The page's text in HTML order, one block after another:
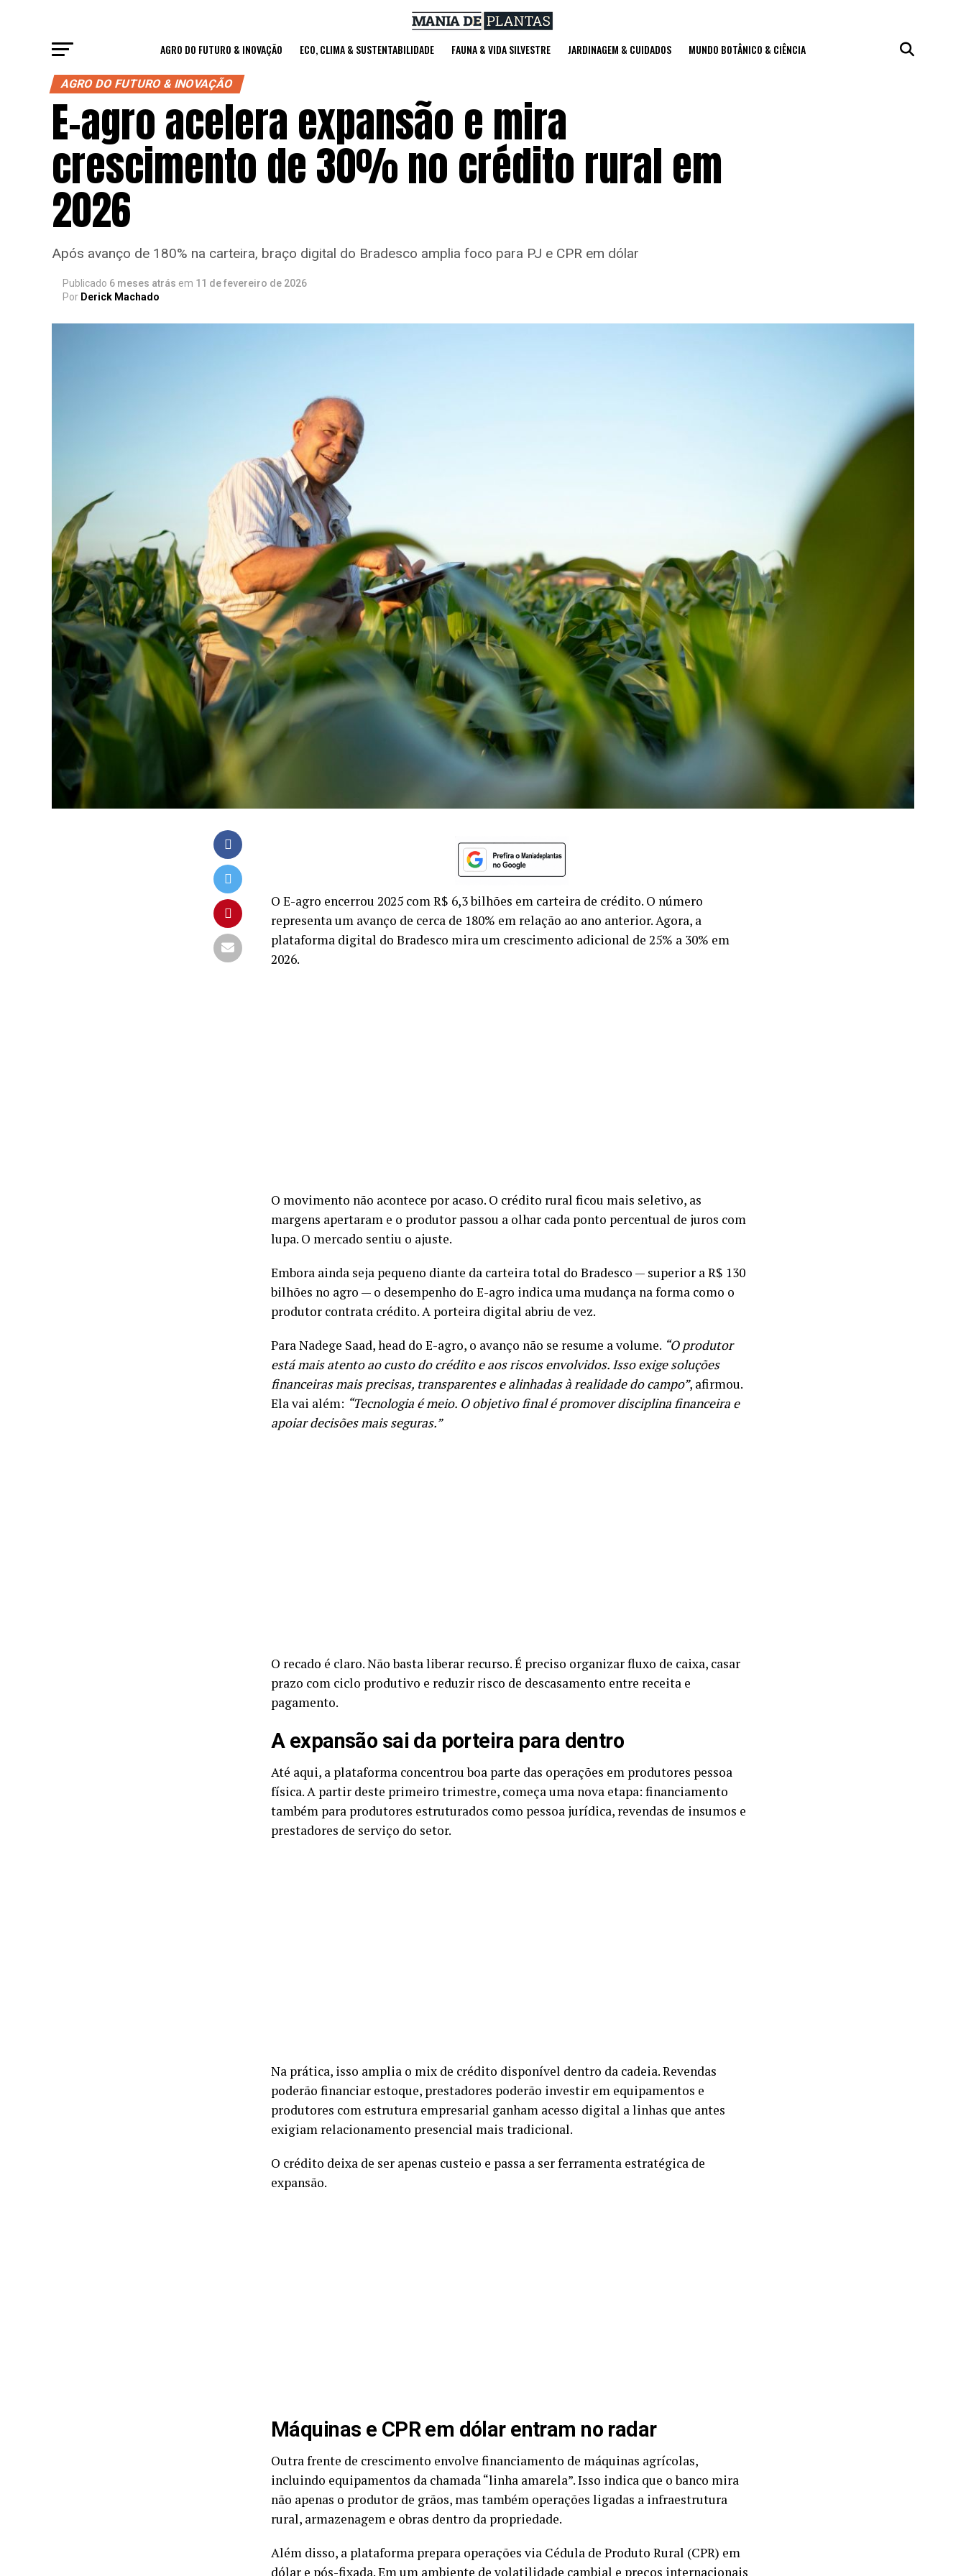
AGRO DO FUTURO & INOVAÇÃO ECO, CLIMA & SUSTENTABILIDADE FAUNA & VIDA SILVESTRE JARDINAGEM & CUIDADOS MUNDO BOTÂNICO & CIÊNCIA
AGRO DO FUTURO & INOVAÇÃO
E-agro acelera expansão e mira
crescimento de 30% no crédito rural em
2026
Após avanço de 180% na carteira, braço digital do Bradesco amplia foco para PJ e CPR em dólar
Publicado 6 meses atrás em 11 de fevereiro de 2026
Por Derick Machado
O E-agro encerrou 2025 com R$ 6,3 bilhões em carteira de crédito. O número
representa um avanço de cerca de 180% em relação ao ano anterior. Agora, a
plataforma digital do Bradesco mira um crescimento adicional de 25% a 30% em
2026.
O movimento não acontece por acaso. O crédito rural ficou mais seletivo, as
margens apertaram e o produtor passou a olhar cada ponto percentual de juros com
lupa. O mercado sentiu o ajuste.
Embora ainda seja pequeno diante da carteira total do Bradesco — superior a R$ 130
bilhões no agro — o desempenho do E-agro indica uma mudança na forma como o
produtor contrata crédito. A porteira digital abriu de vez.
Para Nadege Saad, head do E-agro, o avanço não se resume a volume. “O produtor
está mais atento ao custo do crédito e aos riscos envolvidos. Isso exige soluções
financeiras mais precisas, transparentes e alinhadas à realidade do campo”, afirmou.
Ela vai além: “Tecnologia é meio. O objetivo final é promover disciplina financeira e
apoiar decisões mais seguras.”
O recado é claro. Não basta liberar recurso. É preciso organizar fluxo de caixa, casar
prazo com ciclo produtivo e reduzir risco de descasamento entre receita e
pagamento.
A expansão sai da porteira para dentro
Até aqui, a plataforma concentrou boa parte das operações em produtores pessoa
física. A partir deste primeiro trimestre, começa uma nova etapa: financiamento
também para produtores estruturados como pessoa jurídica, revendas de insumos e
prestadores de serviço do setor.
Na prática, isso amplia o mix de crédito disponível dentro da cadeia. Revendas
poderão financiar estoque, prestadores poderão investir em equipamentos e
produtores com estrutura empresarial ganham acesso digital a linhas que antes
exigiam relacionamento presencial mais tradicional.
O crédito deixa de ser apenas custeio e passa a ser ferramenta estratégica de
expansão.
Máquinas e CPR em dólar entram no radar
Outra frente de crescimento envolve financiamento de máquinas agrícolas,
incluindo equipamentos da chamada “linha amarela”. Isso indica que o banco mira
não apenas o produtor de grãos, mas também operações ligadas a infraestrutura
rural, armazenagem e obras dentro da propriedade.
Além disso, a plataforma prepara operações via Cédula de Produto Rural (CPR) em
dólar e pós-fixada. Em um ambiente de volatilidade cambial e preços internacionais